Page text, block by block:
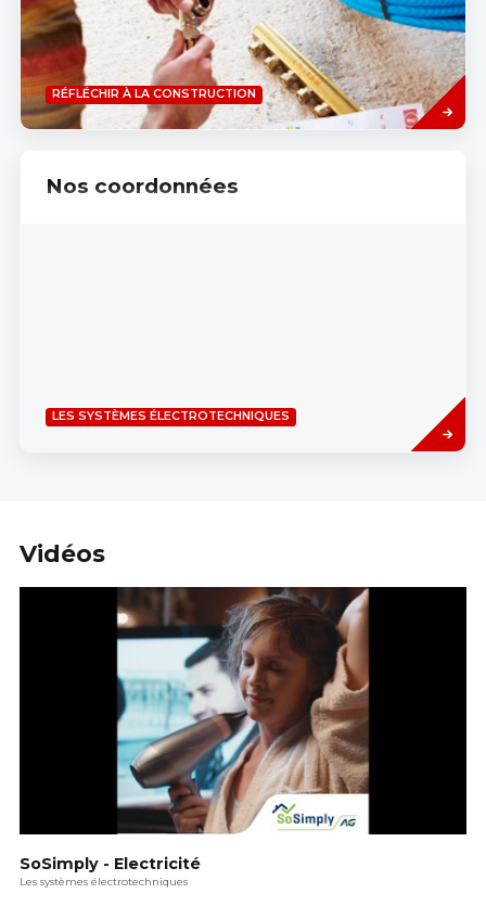
RÉFLÉCHIR À LA CONSTRUCTION
Savoir
plus
Nos coordonnées
LES SYSTÈMES ÉLECTROTECHNIQUES
more
Vidéos
SoSimply - Electricité
Les systèmes électrotechniques